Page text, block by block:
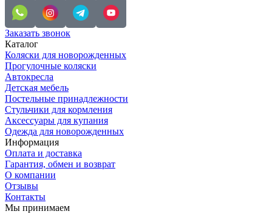
Заказать звонок
Каталог
Коляски для новорожденных
Прогулочные коляски
Автокресла
Детская мебель
Постельные принадлежности
Стульчики для кормления
Аксессуары для купания
Одежда для новорожденных
Информация
Оплата и доставка
Гарантия, обмен и возврат
О компании
Отзывы
Контакты
Мы принимаем